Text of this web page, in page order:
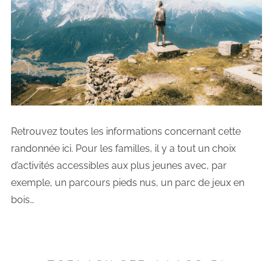
Retrouvez toutes les informations concernant cette
randonnée ici. Pour les familles, il y a tout un choix
d’activités accessibles aux plus jeunes avec, par
exemple, un parcours pieds nus, un parc de jeux en
bois…